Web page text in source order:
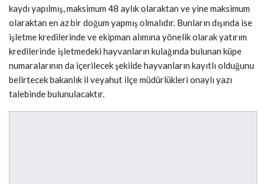
kaydı yapılmış, maksimum 48 aylık olaraktan ve yine maksimum
olaraktan en az bir doğum yapmış olmalıdır. Bunların dışında ise
işletme kredilerinde ve ekipman alımına yönelik olarak yatırım
kredilerinde işletmedeki hayvanların kulağında bulunan küpe
numaralarının da içerilecek şekilde hayvanların kayıtlı olduğunu
belirtecek bakanlık il veyahut ilçe müdürlükleri onaylı yazı
talebinde bulunulacaktır.